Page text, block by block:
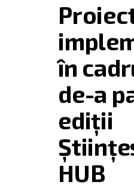
în
de-a
ediții
HUB